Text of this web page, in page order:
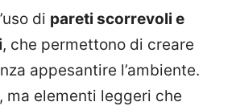
di pareti scorrevoli e
, che permettono di creare
appesantire l’ambiente.
ma elementi leggeri che